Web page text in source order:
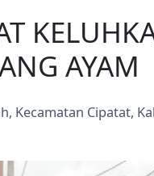
AYAM
Kecamatan Cipatat,